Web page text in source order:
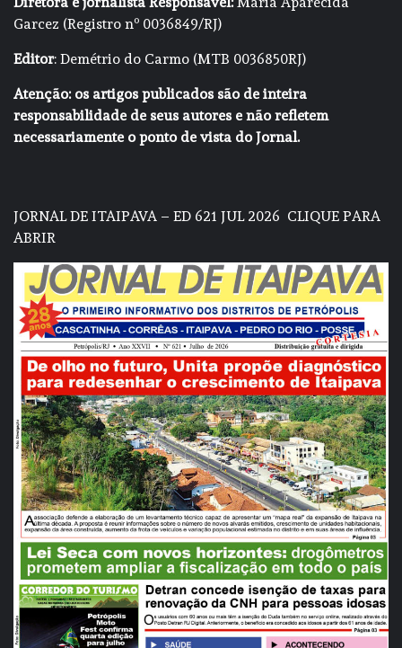
Garcez (Registro nº 0036849/RJ)
Editor: Demétrio do Carmo (MTB 0036850RJ)
Atenção: os artigos publicados são de inteira
responsabilidade de seus autores e não refletem
necessariamente o ponto de vista do Jornal.
JORNAL DE ITAIPAVA – ED 621 JUL 2026 CLIQUE PARA
ABRIR